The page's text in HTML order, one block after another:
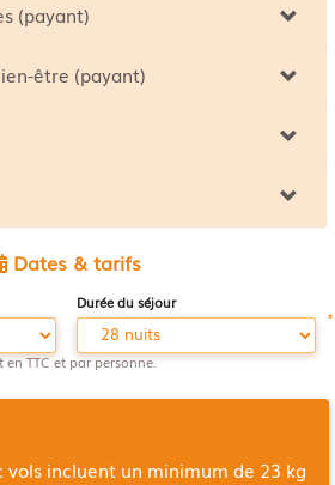
(payant)
être (payant)
vols incluent un minimum de 23 kg
Dates & tarifs
Durée du séjour
*
TTC et par personne.